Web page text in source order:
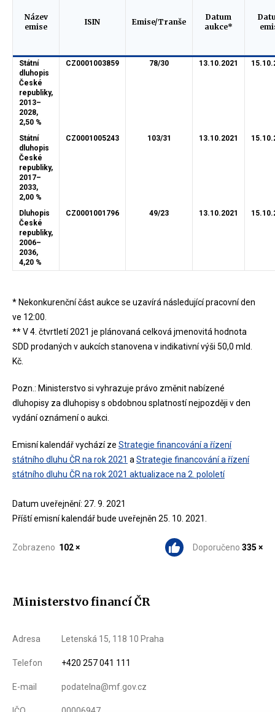
Název
emise
ISIN Emise/Tranše
Datum
aukce*
Státní
dluhopis
České
republiky,
2013–
2028,
2,50 %
CZ0001003859 78/30 13.10.2021
Státní
dluhopis
České
republiky,
2017–
2033,
2,00 %
CZ0001005243 103/31 13.10.2021
Dluhopis
České
republiky,
2006–
2036,
4,20 %
CZ0001001796 49/23 13.10.2021
* Nekonkurenční část aukce se uzavírá následující pracovní den
ve 12:00.
** V 4. čtvrtletí 2021 je plánovaná celková jmenovitá hodnota
SDD prodaných v aukcích stanovena v indikativní výši 50,0 mld.
Kč.
Pozn.: Ministerstvo si vyhrazuje právo změnit nabízené
dluhopisy za dluhopisy s obdobnou splatností nejpozději v den
vydání oznámení o aukci.
Emisní kalendář vychází ze Strategie financování a řízení
státního dluhu ČR na rok 2021 aStrategie financování a řízení
státního dluhu ČR na rok 2021 aktualizace na 2. pololetí
Datum uveřejnění: 27. 9. 2021
Příští emisní kalendář bude uveřejněn 25. 10. 2021.
Zobrazeno 102 × Doporučeno 335 ×
Ministerstvo financí ČR
Adresa Letenská 15, 118 10 Praha
Telefon +420 257 041 111
E-mail podatelna@mf.gov.cz